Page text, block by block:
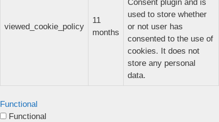
viewed_cookie_policy
11
months
Consent plugin and is
used to store whether
or not user has
consented to the use of
cookies. It does not
store any personal
data.
Functional
Functional